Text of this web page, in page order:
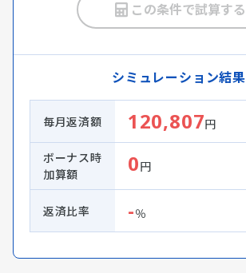
この条件で試算する
シミュレーション結果
毎月返済額 120,807円
ボーナス時
加算額
0円
返済比率 -％